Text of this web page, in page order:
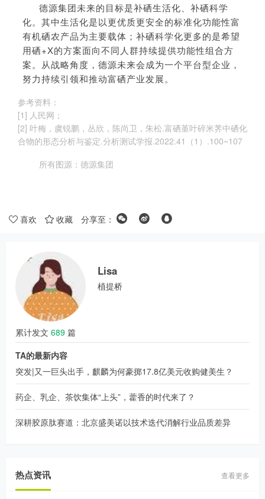
德源集团未来的目标是补硒生活化、补硒科学
化。其中生活化是以更优质更安全的标准化功能性富
有机硒农产品为主要载体；补硒科学化更多的是希望
用硒+X的方案面向不同人群持续提供功能性组合方
案。从战略角度，德源未来会成为一个平台型企业，
努力持续引领和推动富硒产业发展。
参考资料：
[1] 人民网；
[2] 叶梅，虞锐鹏，丛欣，陈尚卫，朱松.富硒堇叶碎米荠中硒化
合物的形态分析与鉴定.分析测试学报.2022.41（1）.100~107
所有图源： 德源集团
喜欢 收藏 分享至：
Lisa
植提桥
累计发文 689 篇
TA的最新内容
突发|又一巨头出手，麒麟为何豪掷17.8亿美元收购健美生？
药企、乳企、茶饮集体“上头”，藿香的时代来了？
深耕胶原肽赛道：北京盛美诺以技术迭代消解行业品质差异
热点资讯 查看更多